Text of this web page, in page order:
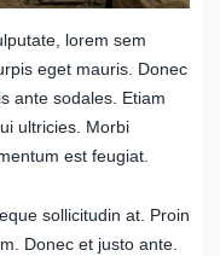
lorem sem
eget mauris. Donec
ante sodales. Etiam
ultricies. Morbi
est feugiat.
sollicitudin at. Proin
Donec et justo ante.